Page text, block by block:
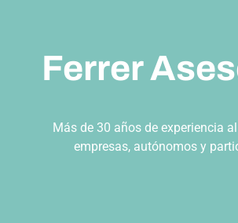
Ferrer
Más de 30 años de experiencia
empresas, autónomos y